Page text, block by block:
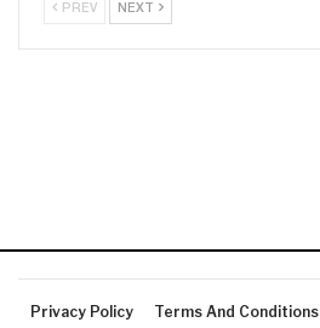
PREV NEXT
Privacy Policy Terms And Conditions